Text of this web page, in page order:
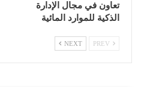
تعاون في مجال الإدارة
الذكية للموارد المائية
NEXT